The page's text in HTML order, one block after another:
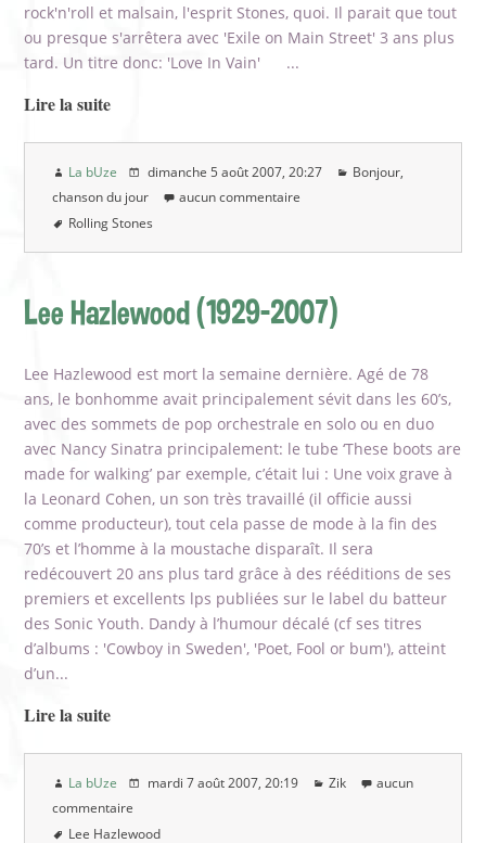
rock'n'roll et malsain, l'esprit Stones, quoi. Il parait que tout
ou presque s'arrêtera avec 'Exile on Main Street' 3 ans plus
tard. Un titre donc: 'Love In Vain' ...
Lire la suite
La bUze dimanche 5 août 2007 , 20:27
Bonjour,
chanson du jour
aucun commentaire
Rolling Stones
Lee Hazlewood (1929-2007)
Lee Hazlewood est mort la semaine dernière. Agé de 78
ans, le bonhomme avait principalement sévit dans les 60’s,
avec des sommets de pop orchestrale en solo ou en duo
avec Nancy Sinatra principalement: le tube ‘These boots are
made for walking’ par exemple, c’était lui : Une voix grave à
la Leonard Cohen, un son très travaillé (il officie aussi
comme producteur), tout cela passe de mode à la fin des
70’s et l’homme à la moustache disparaît. Il sera
redécouvert 20 ans plus tard grâce à des rééditions de ses
premiers et excellents lps publiées sur le label du batteur
des Sonic Youth. Dandy à l’humour décalé (cf ses titres
d’albums : 'Cowboy in Sweden', 'Poet, Fool or bum'), atteint
d’un...
Lire la suite
La bUze mardi 7 août 2007 , 20:19 Zik
aucun
commentaire
Lee Hazlewood